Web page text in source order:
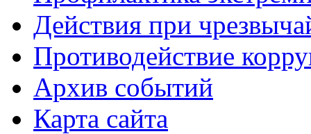
Действия при
Противодействие
Архив событий
Карта сайта